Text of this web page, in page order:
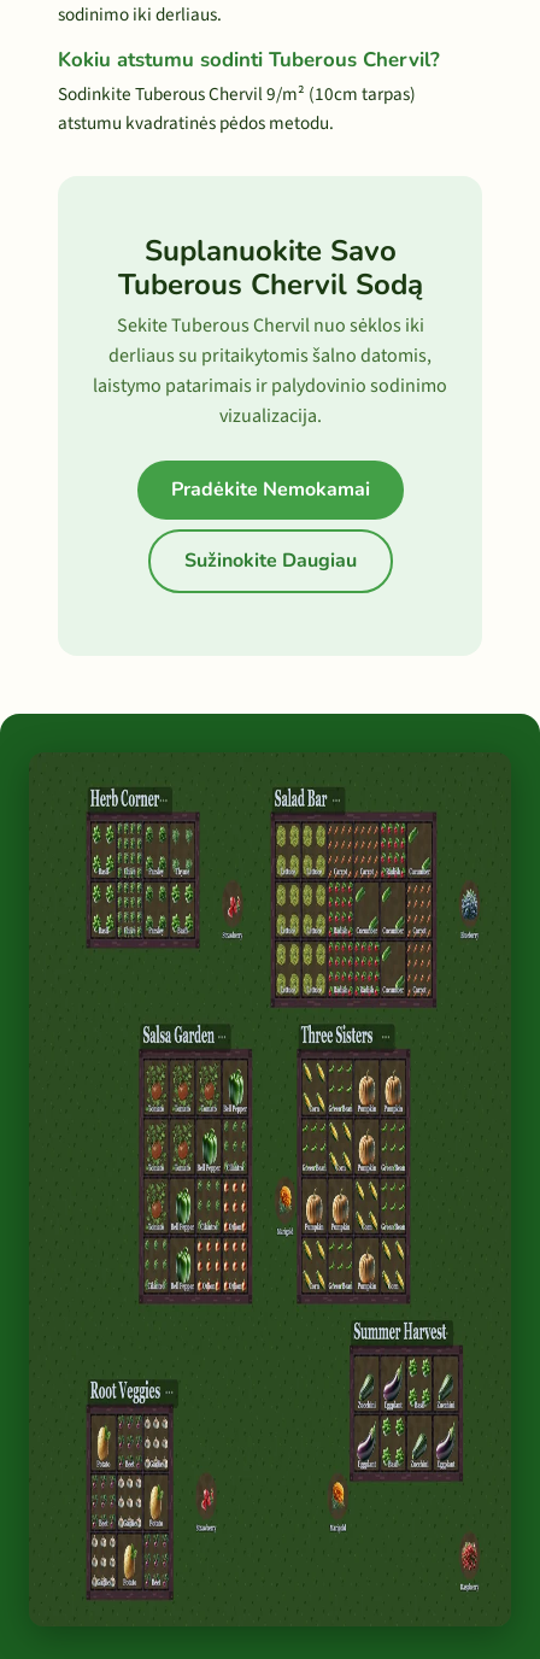
sodinimo iki derliaus.
Kokiu atstumu sodinti Tuberous Chervil?
Sodinkite Tuberous Chervil 9/m² (10cm tarpas)
atstumu kvadratinės pėdos metodu.
Suplanuokite Savo
Tuberous Chervil Sodą
Sekite Tuberous Chervil nuo sėklos iki
derliaus su pritaikytomis šalno datomis,
laistymo patarimais ir palydovinio sodinimo
vizualizacija.
Pradėkite Nemokamai
Sužinokite Daugiau